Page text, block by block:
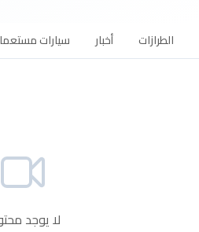
الطرازات أخبار سيارات
لا يوجد